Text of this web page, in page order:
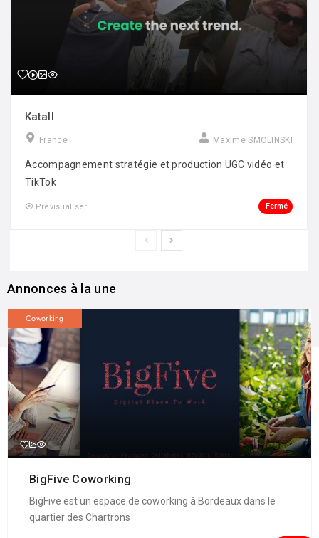
Katall
France Maxime SMOLINSKI
Accompagnement stratégie et production UGC vidéo et
TikTok
Prévisualiser Fermé
Annonces à la une
Coworking
BigFive Coworking
BigFive est un espace de coworking à Bordeaux dans le
quartier des Chartrons